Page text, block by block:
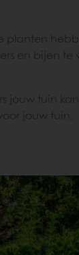
planten
en bijen te
jouw tuin
jouw tuin.